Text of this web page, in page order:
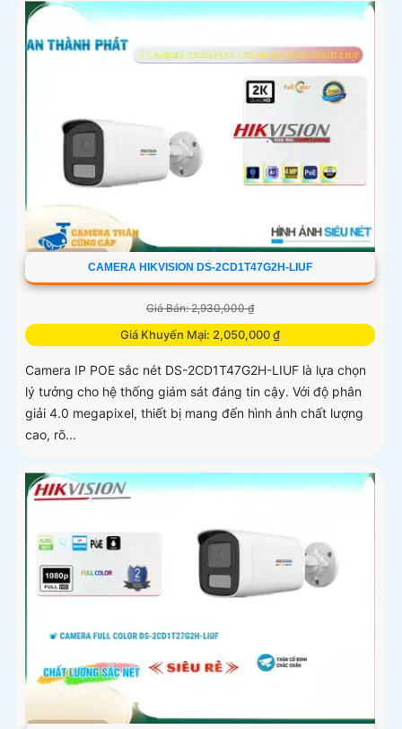
CAMERA HIKVISION DS-2CD1T47G2H-LIUF
Giá Bán: 2,930,000 ₫
Giá Khuyến Mại: 2,050,000 ₫
Camera IP POE sắc nét DS-2CD1T47G2H-LIUF là lựa chọn
lý tưởng cho hệ thống giám sát đáng tin cậy. Với độ phân
giải 4.0 megapixel, thiết bị mang đến hình ảnh chất lượng
cao, rõ...